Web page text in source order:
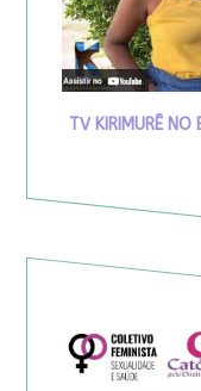
TV KIRIMURÊ NO